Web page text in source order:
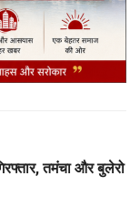
तमंचा और बुलेरो